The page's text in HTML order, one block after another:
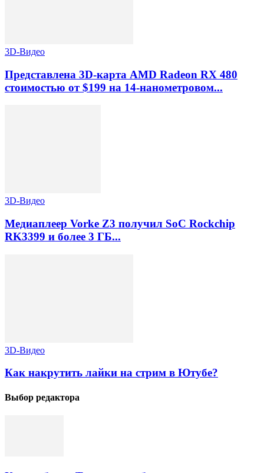
3D-Видео
Представлена 3D-карта AMD Radeon RX 480
стоимостью от $199 на 14-нанометровом...
3D-Видео
Медиаплеер Vorke Z3 получил SoC Rockchip
RK3399 и более 3 ГБ...
3D-Видео
Как накрутить лайки на стрим в Ютубе?
Выбор редактора